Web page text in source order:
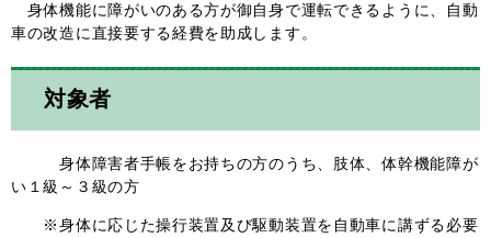
身体機能に障がいのある方が御自身で運転できるように、自動
車の改造に直接要する経費を助成します。
対象者
身体障害者手帳をお持ちの方のうち、肢体、体幹機能障が
い１級～３級の方
※身体に応じた操行装置及び駆動装置を自動車に講ずる必要